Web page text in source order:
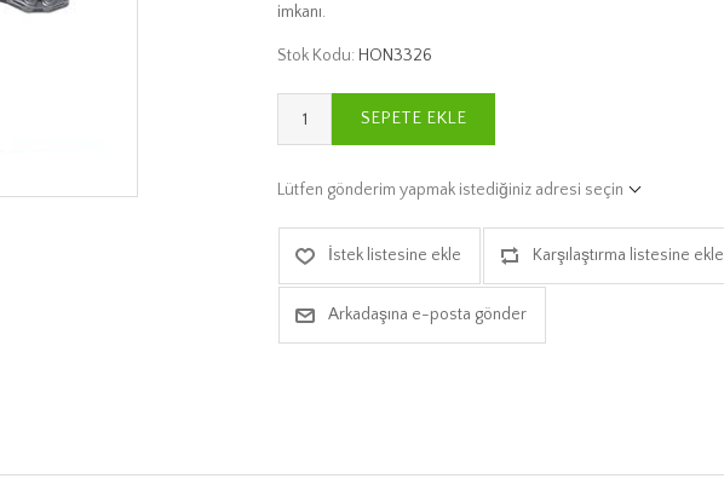
imkanı.
Stok Kodu: HON3326
SEPETE EKLE
Lütfen gönderim yapmak istediğiniz adresi seçin
İstek listesine ekle Karşılaştırma listesine ekle
Arkadaşına e-posta gönder